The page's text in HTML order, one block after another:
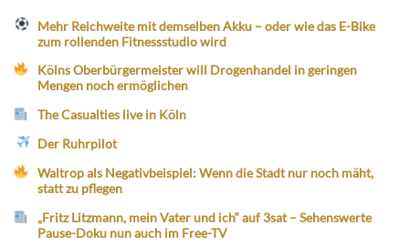
Mehr Reichweite mit demselben Akku – oder wie das E-Bike
zum rollenden Fitnessstudio wird
Kölns Oberbürgermeister will Drogenhandel in geringen
Mengen noch ermöglichen
The Casualties live in Köln
Der Ruhrpilot
Waltrop als Negativbeispiel: Wenn die Stadt nur noch mäht,
statt zu pflegen
„Fritz Litzmann, mein Vater und ich“ auf 3sat – Sehenswerte
Pause-Doku nun auch im Free-TV